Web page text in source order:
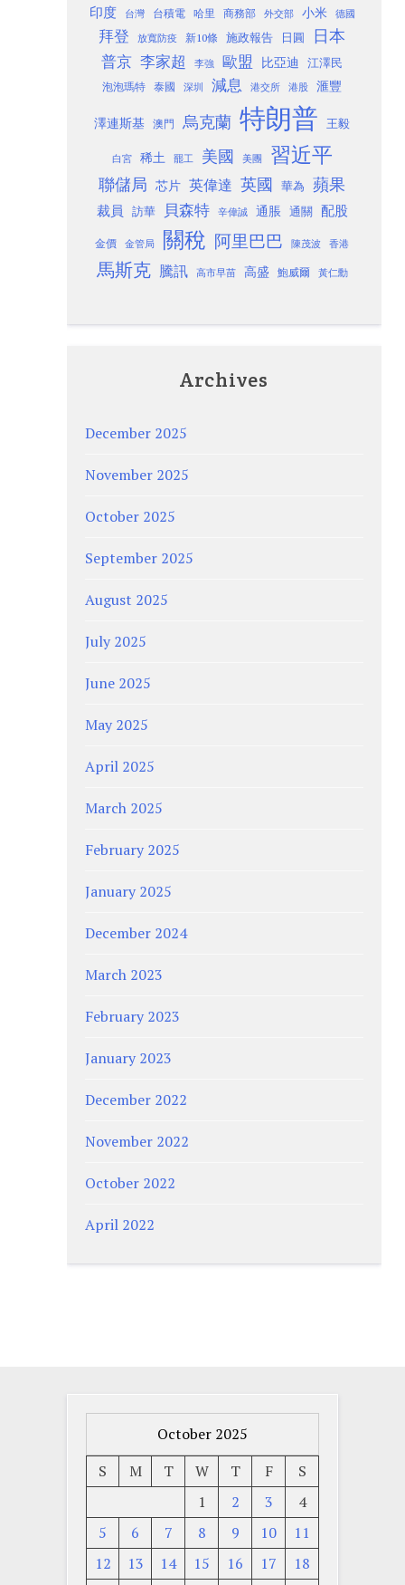
印度
台灣 台積電 哈里 商務部 外交部 小米 德國
拜登 放寬防疫 新10條 施政報告 日圓 日本
普京 李家超 李強 歐盟 比亞迪 江澤民
泡泡瑪特 泰國 深圳 減息 港交所 港股 滙豐
澤連斯基 澳門 烏克蘭 特朗普 王毅
白宮 稀土 罷工 美國 美團 習近平
聯儲局 芯片 英偉達 英國 華為 蘋果
裁員 訪華 貝森特 辛偉誠 通脹 通關 配股
金價 金管局 關稅 阿里巴巴 陳茂波 香港
馬斯克 騰訊 高市早苗 高盛 鮑威爾 黃仁勳
Archives
December 2025
November 2025
October 2025
September 2025
August 2025
July 2025
June 2025
May 2025
April 2025
March 2025
February 2025
January 2025
December 2024
March 2023
February 2023
January 2023
December 2022
November 2022
October 2022
April 2022
October 2025
S
M T W T F
S
1
2 3
4
5
6 7 8 9 10
11
12
13 14 15 16 17
18